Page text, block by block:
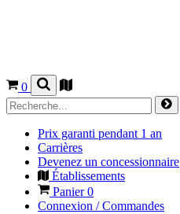
0
Prix garanti pendant 1 an
Carrières
Devenez un concessionnaire
Établissements
Panier0
Connexion / Commandes